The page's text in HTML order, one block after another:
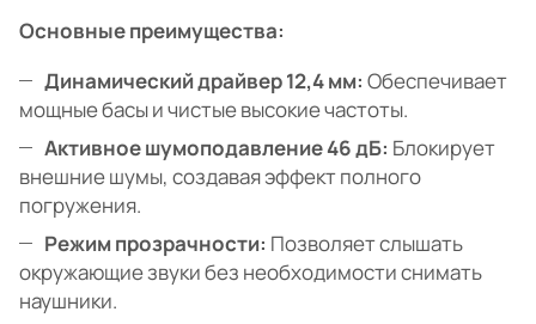
Основные преимущества:
Динамический драйвер 12,4 мм: Обеспечивает
мощные басы и чистые высокие частоты.
Активное шумоподавление 46 дБ: Блокирует
внешние шумы, создавая эффект полного
погружения.
Режим прозрачности: Позволяет слышать
окружающие звуки без необходимости снимать
наушники.